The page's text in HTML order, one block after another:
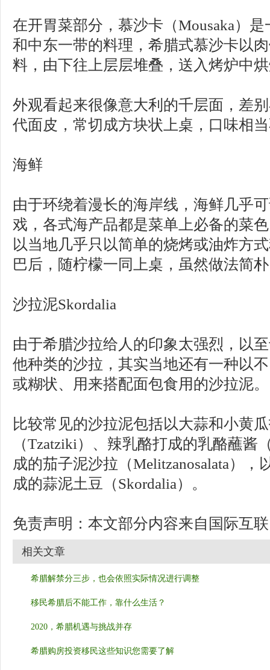
在开胃菜部分，慕沙卡（Mousaka）
和中东一带的料理，希腊式慕沙卡以
料，由下往上层层堆叠，送入烤炉中
外观看起来很像意大利的千层面，差
代面皮，常切成方块状上桌，口味相
海鲜
由于环绕着漫长的海岸线，海鲜几乎
戏，各式海产品都是菜单上必备的菜
以当地几乎只以简单的烧烤或油炸方
巴后，随柠檬一同上桌，虽然做法简
沙拉泥Skordalia
由于希腊沙拉给人的印象太强烈，以
他种类的沙拉，其实当地还有一种以
或糊状、用来搭配面包食用的沙拉泥。
比较常见的沙拉泥包括以大蒜和小黄
（Tzatziki）、辣乳酪打成的乳酪蘸酱
成的茄子泥沙拉（Melitzanosalata），
成的蒜泥土豆（Skordalia）。
免责声明：本文部分内容来自国际互
相关文章
希腊解禁分三步，也会依照实际情况进行调整
移民希腊后不能工作，靠什么生活？
2020，希腊机遇与挑战并存
希腊购房投资移民这些知识您需要了解